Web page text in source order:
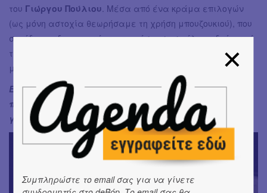
του Γιώργου Πούλιου . Μέσα από ένα κράμα επιλογών
(ως μόνη αστοχία θεωρήσαμε τη χρήση μπουζουκιού), που
συνόδευαν διακριτικά την παράσταση σε όλη τη διάρκειά
της, δημιούργησε μια ατμόσφαιρα που κινούνταν από τη
μυσταγωγία ως τη συναισθηματική έξαρση.
Εν κατακλείδι πρόκειται για μια αξιοπρεπή δουλειά
που στάθηκε στο ύψος των περιστάσεων, των
γενικότερων και μη.
Συμπληρώστε το email σας για να γίνετε